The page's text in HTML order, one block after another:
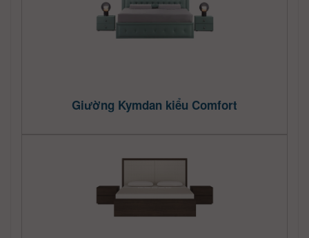
Giường Kymdan kiểu Comfort